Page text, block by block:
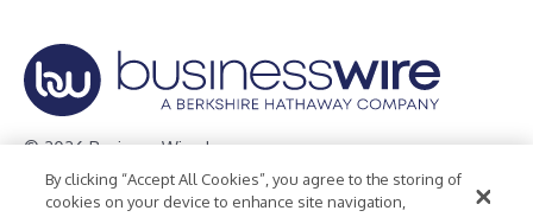
© 2026 Business Wire, Inc.
Privacy Policy Cookie Policy Accessibility Statement
By clicking “Accept All Cookies”, you agree to the storing of
cookies on your device to enhance site navigation,